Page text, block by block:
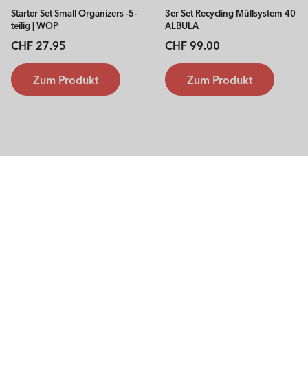
Starter Set Small Organizers -5-
teilig | WOP
Normaler
Preis
CHF 27.95
Zum Produkt
3er Set Recycling Müllsystem 40 l
ALBULA
Normaler
Preis
CHF 99.00
Zum Produkt